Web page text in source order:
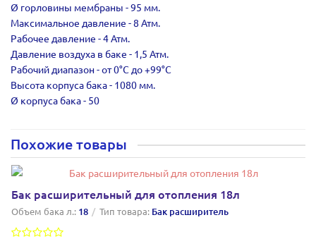
Ø горловины мембраны - 95 мм.
Максимальное давление - 8 Атм.
Рабочее давление - 4 Атм.
Давление воздуха в баке - 1,5 Атм.
Рабочий диапазон - от 0°С до +99°С
Высота корпуса бака - 1080 мм.
Ø корпуса бака - 50
Похожие товары
Бак расширительный для отопления 18л
Объем бака л.: 18 Тип товара: Бак расширитель